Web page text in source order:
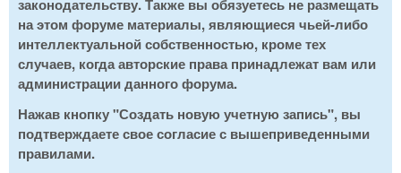
законодательству. Также вы обязуетесь не размещать
на этом форуме материалы, являющиеся чьей-либо
интеллектуальной собственностью, кроме тех
случаев, когда авторские права принадлежат вам или
администрации данного форума.
Нажав кнопку "Создать новую учетную запись", вы
подтверждаете свое согласие с вышеприведенными
правилами.